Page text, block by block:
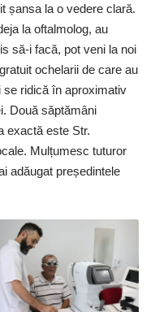
șansa la o vedere clară.
la oftalmolog, au
să-i facă, pot veni la noi
ochelarii de care au
se ridică în aproximativ
Două săptămâni
exactă este Str.
Mulțumesc tuturor
adăugat președintele